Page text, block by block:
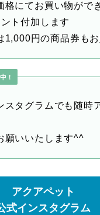
格にてお買い物がで
ト付加します
1,000円の商品券も
！
スタグラムでも随時
願いいたします^^
アクアペット
式インスタグラム